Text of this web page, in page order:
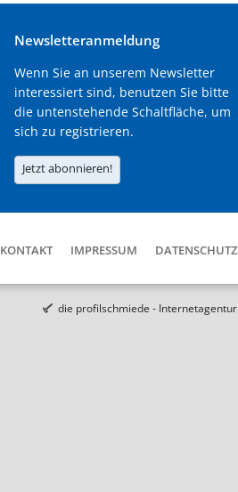
Newsletteranmeldung
Wenn Sie an unserem Newsletter
interessiert sind, benutzen Sie bitte
die untenstehende Schaltfläche, um
sich zu registrieren.
Jetzt abonnieren!
KONTAKT IMPRESSUM DATENSCHUTZ
die profilschmiede - Internetagentur